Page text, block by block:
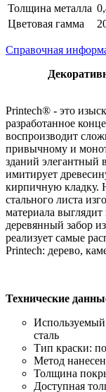
Толщина металла
Цветовая гамма
Справочная
Printech® - это
разработанное
воспроизводит
привычному и
зданий
имитирует
кирпичную кладку.
стального листа
материала
деревянный забор
реализует самые
Printech: дерево,
Технические
сталь
Тип краски:
Метод
Толщина
Доступная